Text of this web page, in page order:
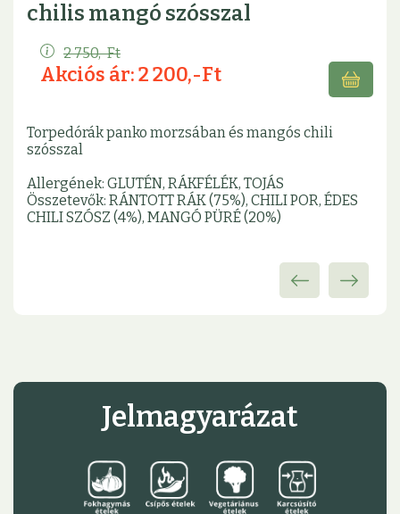
chilis mangó szósszal
2 750,-Ft
Akciós ár: 2 200,-Ft
Torpedórák panko morzsában és mangós chili
szósszal
Allergének: GLUTÉN, RÁKFÉLÉK, TOJÁS
Összetevők: RÁNTOTT RÁK (75%), CHILI POR, ÉDES
CHILI SZÓSZ (4%), MANGÓ PÜRÉ (20%)
Jelmagyarázat